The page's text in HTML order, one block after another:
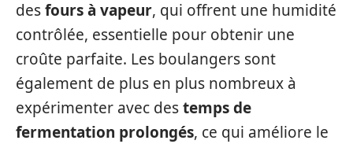
desfours à vapeur, qui offrent une humidité
contrôlée, essentielle pour obtenir une
croûte parfaite. Les boulangers sont
également de plus en plus nombreux à
expérimenter avec destemps de
fermentation prolongés, ce qui améliore le